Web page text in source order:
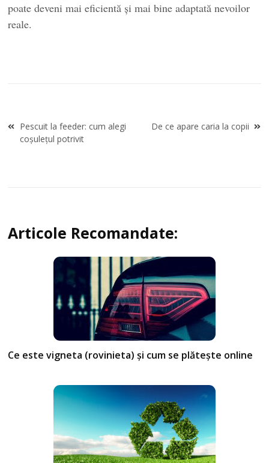
poate deveni mai eficientă și mai bine adaptată nevoilor
reale.
Navigare
în
Pescuit la feeder: cum alegi
coșulețul potrivit
De ce apare caria la copii
Articole Recomandate:
Ce este vigneta (rovinieta) și cum se plătește online